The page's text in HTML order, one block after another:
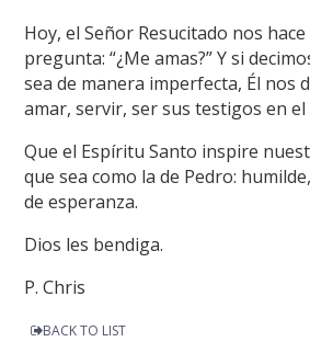
Hoy, el Señor Resucitado nos
pregunta: “¿Me amas?” Y si
sea de manera imperfecta, Él nos
amar, servir, ser sus testigos en el
Que el Espíritu Santo inspire
que sea como la de Pedro:
de esperanza.
Dios les bendiga.
P. Chris
BACK TO LIST